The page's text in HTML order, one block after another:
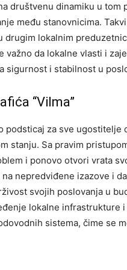
društvenu dinamiku u
među stanovnicima.
drugim lokalnim
važno da lokalne vlasti i
sigurnost i stabilnost u
“Vilma”
podsticaj za sve
stanju. Sa pravim
i ponovo otvori vrata
nepredviđene izazove i
svojih poslovanja u
lokalne infrastrukture
sistema, čime se